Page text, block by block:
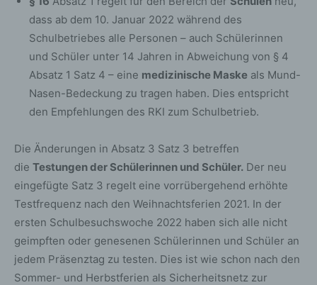
dass ab dem 10. Januar 2022 während des
Schulbetriebes alle Personen – auch Schülerinnen
und Schüler unter 14 Jahren in Abweichung von § 4
Absatz 1 Satz 4 – eine medizinische Maske als Mund-
Nasen-Bedeckung zu tragen haben. Dies entspricht
den Empfehlungen des RKI zum Schulbetrieb.
Die Änderungen in Absatz 3 Satz 3 betreffen
die Testungen der Schülerinnen und Schüler. Der neu
eingefügte Satz 3 regelt eine vorrübergehend erhöhte
Testfrequenz nach den Weihnachtsferien 2021. In der
ersten Schulbesuchswoche 2022 haben sich alle nicht
geimpften oder genesenen Schülerinnen und Schüler an
jedem Präsenztag zu testen. Dies ist wie schon nach den
Sommer- und Herbstferien als Sicherheitsnetz zur
Richtlinien- und Verordnungsgeber gewährte Recht,
jederzeit von dem für die Verarbeitung
Verantwortlichen unentgeltliche Auskunft über die zu
seiner Person gespeicherten personenbezogenen
Daten und eine Kopie dieser Auskunft zu erhalten.
Ferner hat der Europäische Richtlinien- und
über folgende Informationen zugestanden:
die Kategorien personenbezogener Daten, die
verarbeitet werden
die Empfänger oder Kategorien von Empfängern,
gegenüber denen die personenbezogenen Daten
offengelegt worden sind oder noch offengelegt
werden, insbesondere bei Empfängern in
Drittländern oder bei internationalen
falls möglich die geplante Dauer, für die die
personenbezogenen Daten gespeichert werden,
oder, falls dies nicht möglich ist, die Kriterien für
die Festlegung dieser Dauer